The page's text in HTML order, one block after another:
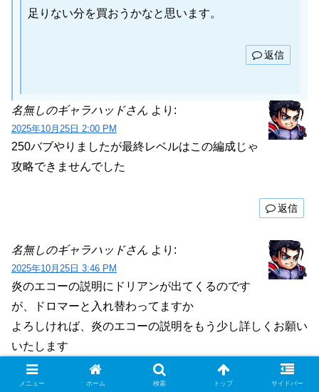
足りない分を買おうかなと思います。
返信
名無しのギャラハッドさん より:
2025年10月25日 2:00 PM
250バブやりましたが最終レベルはこの編成じゃ
攻略できませんでした
返信
名無しのギャラハッドさん より:
2025年10月25日 3:46 PM
炎のエコーの説明にドリアンが出てくるのです
が、ドロマーと入れ替わってますか
よろしければ、炎のエコーの説明をもう少し詳しくお願い
いたします
返信
メニュー ホーム 検索 トップ サイドバー